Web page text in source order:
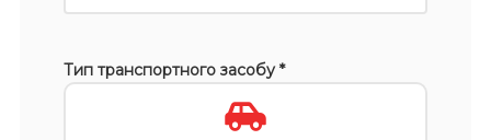
Тип транспортного засобу *